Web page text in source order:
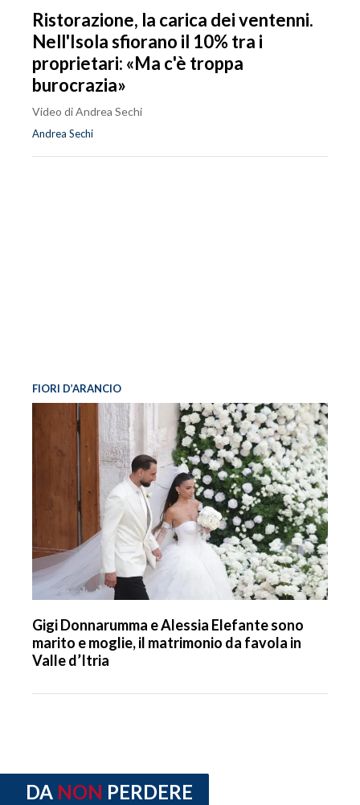
Ristorazione, la carica dei ventenni.
Nell'Isola sfiorano il 10% tra i
proprietari: «Ma c'è troppa
burocrazia»
Video di Andrea Sechi
Andrea Sechi
FIORI D’ARANCIO
Gigi Donnarumma e Alessia Elefante sono
marito e moglie, il matrimonio da favola in
Valle d’Itria
DA NON PERDERE